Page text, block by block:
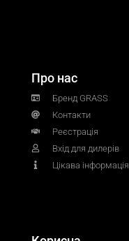
Про нас
Бренд GRASS
Контакти
Реєстрація
Вхід для дилерів
Цікава інформація